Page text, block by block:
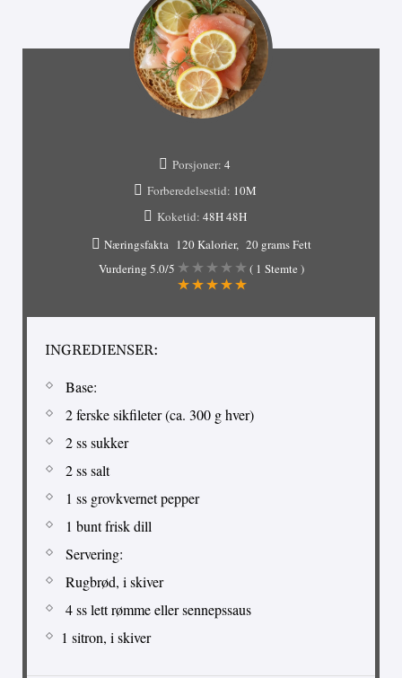
Porsjoner: 4
Forberedelsestid: 10M
Koketid: 48H48H
Næringsfakta 120 Kalorier
20 grams Fett
Vurdering 5.0/5 ( 1 Stemte )
INGREDIENSER:
Base:
2 ferske sikfileter (ca. 300 g hver)
2 ss sukker
2 ss salt
1 ss grovkvernet pepper
1 bunt frisk dill
Servering:
Rugbrød, i skiver
4 ss lett rømme eller sennepssaus
1 sitron, i skiver